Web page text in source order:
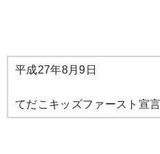
平成27年8月9日
てだこキッズファースト宣